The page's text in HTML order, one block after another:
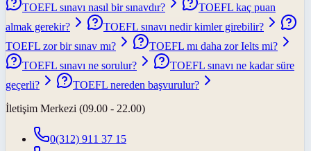
TOEFL sınavı nasıl bir sınavdır?
TOEFL kaç puan
almak gerekir?
TOEFL sınavı nedir kimler girebilir?
TOEFL zor bir sınav mı?
TOEFL mı daha zor Ielts mi?
TOEFL sınavı ne sorulur?
TOEFL sınavı ne kadar süre
geçerli?
TOEFL nereden başvurulur?
İletişim Merkezi (09.00 - 22.00)
0(312) 911 37 15